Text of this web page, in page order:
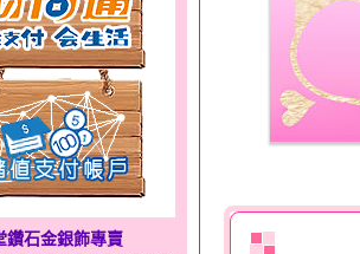
～金銀鋼套鍊
鑽石金銀飾專賣